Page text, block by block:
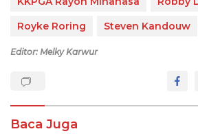
Royke Roring
Steven Kandouw
Editor: Melky Karwur
Baca Juga